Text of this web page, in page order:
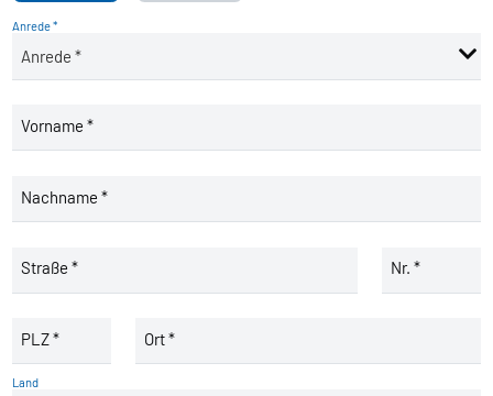
Anrede *
Vorname *
Nachname *
Straße * Nr. *
PLZ * Ort *
Land